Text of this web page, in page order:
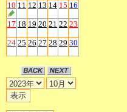
10 11 12 13 14 15 16
17 18 19 20 21 22 23
24 25 26 27 28 29 30